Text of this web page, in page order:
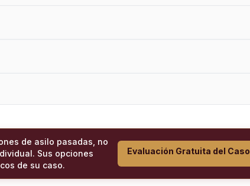
de asilo pasadas, no
Sus opciones
de su caso.
Evaluación Gratuita del Caso